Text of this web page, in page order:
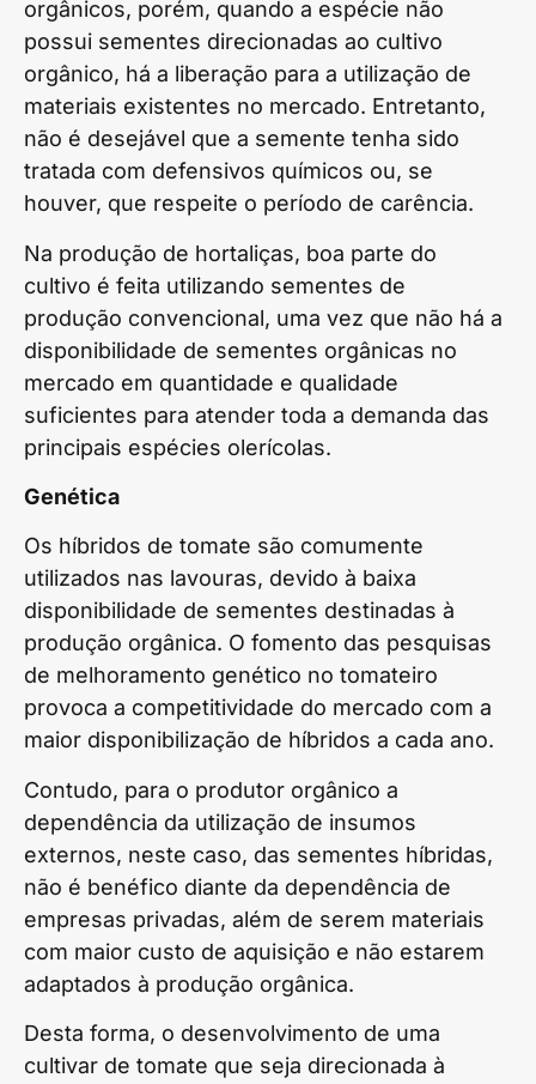
orgânicos, porém, quando a espécie não
possui sementes direcionadas ao cultivo
orgânico, há a liberação para a utilização de
materiais existentes no mercado. Entretanto,
não é desejável que a semente tenha sido
tratada com defensivos químicos ou, se
houver, que respeite o período de carência.
Na produção de hortaliças, boa parte do
cultivo é feita utilizando sementes de
produção convencional, uma vez que não há a
disponibilidade de sementes orgânicas no
mercado em quantidade e qualidade
suficientes para atender toda a demanda das
principais espécies olerícolas.
Genética
Os híbridos de tomate são comumente
utilizados nas lavouras, devido à baixa
disponibilidade de sementes destinadas à
produção orgânica. O fomento das pesquisas
de melhoramento genético no tomateiro
provoca a competitividade do mercado com a
maior disponibilização de híbridos a cada ano.
Contudo, para o produtor orgânico a
dependência da utilização de insumos
externos, neste caso, das sementes híbridas,
não é benéfico diante da dependência de
empresas privadas, além de serem materiais
com maior custo de aquisição e não estarem
adaptados à produção orgânica.
Desta forma, o desenvolvimento de uma
cultivar de tomate que seja direcionada à